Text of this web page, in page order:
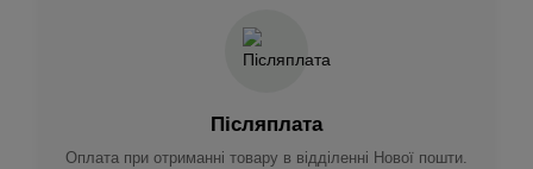
Післяплата
Оплата при отриманні товару в відділенні Нової пошти.